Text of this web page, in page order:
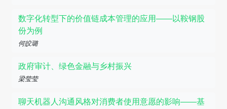
数字化转型下的价值链成本管理的应用——以鞍钢股
份为例
何皎璐
政府审计、绿色金融与乡村振兴
梁莹莹
聊天机器人沟通风格对消费者使用意愿的影响——基